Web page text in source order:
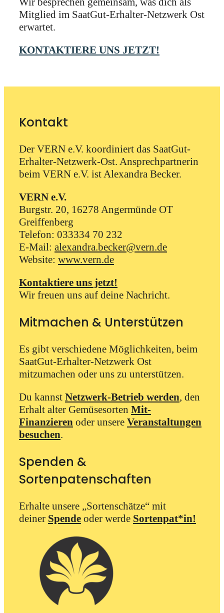
Mitglied im SaatGut-Erhalter-Netzwerk Ost
erwartet.
KONTAKTIERE UNS JETZT!
Kontakt
Der VERN e.V. koordiniert das SaatGut-
Erhalter-Netzwerk-Ost. Ansprechpartnerin
beim VERN e.V. ist Alexandra Becker.
VERN e.V.
Burgstr. 20, 16278 Angermünde OT
Greiffenberg
Telefon: 033334 70 232
E-Mail: alexandra.becker@vern.de
Website: www.vern.de
Kontaktiere uns jetzt!
Wir freuen uns auf deine Nachricht.
Mitmachen & Unterstützen
Es gibt verschiedene Möglichkeiten, beim
SaatGut-Erhalter-Netzwerk Ost
mitzumachen oder uns zu unterstützen.
Du kannst Netzwerk-Betrieb werden, den
Erhalt alter Gemüsesorten Mit-
Finanzieren oder unsere Veranstaltungen
besuchen.
Spenden &
Sortenpatenschaften
Erhalte unsere „Sortenschätze“ mit
deiner Spende oder werde Sortenpat*in!